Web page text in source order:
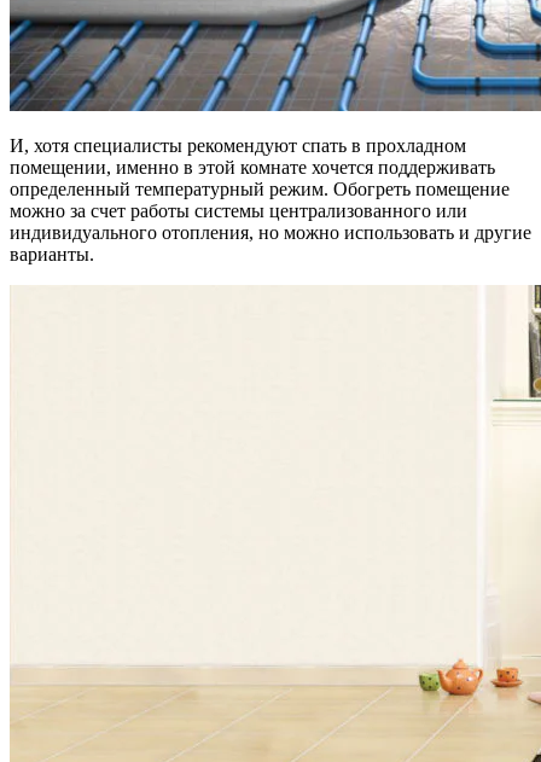
И, хотя специалисты рекомендуют спать в прохладном
помещении, именно в этой комнате хочется поддерживать
определенный температурный режим. Обогреть помещение
можно за счет работы системы централизованного или
индивидуального отопления, но можно использовать и другие
варианты.